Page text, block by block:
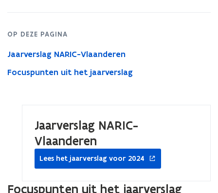
OP DEZE PAGINA
Jaarverslag NARIC-Vlaanderen
Focuspunten uit het jaarverslag
Jaarverslag NARIC-
Vlaanderen
Lees het jaarverslag voor 2024
Focuspunten uit het jaarverslag